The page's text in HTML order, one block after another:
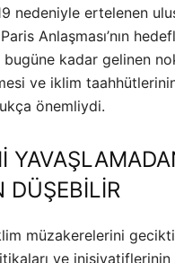
nedeniyle ertelenen
Anlaşması’nın
bugüne kadar gelinen
ve iklim
önemliydi.
DÜŞEBİLİR
müzakerelerini
ve inisiyatiflerinin